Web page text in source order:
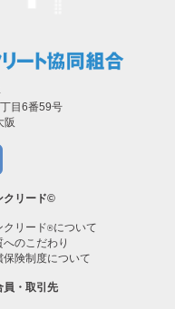
目6番59号
阪
クリード©
クリード®について
へのこだわり
保険制度について
員・取引先